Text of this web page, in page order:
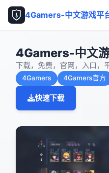
4Gamers-中文游戏平
4Gamers-中文
下载，免费，官网，入口，
4Gamers 4Gamers官方
快速下载